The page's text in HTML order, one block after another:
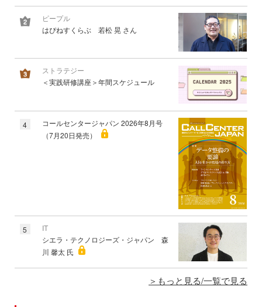
ピープル
はぴねすくらぶ 若松 晃 さん
ストラテジー
＜実践研修講座＞年間スケジュール
4
コールセンタージャパン 2026年8月号
（7月20日発売）
5
IT
シエラ・テクノロジーズ・ジャパン 森
川 馨太 氏
もっと見る/一覧で見る